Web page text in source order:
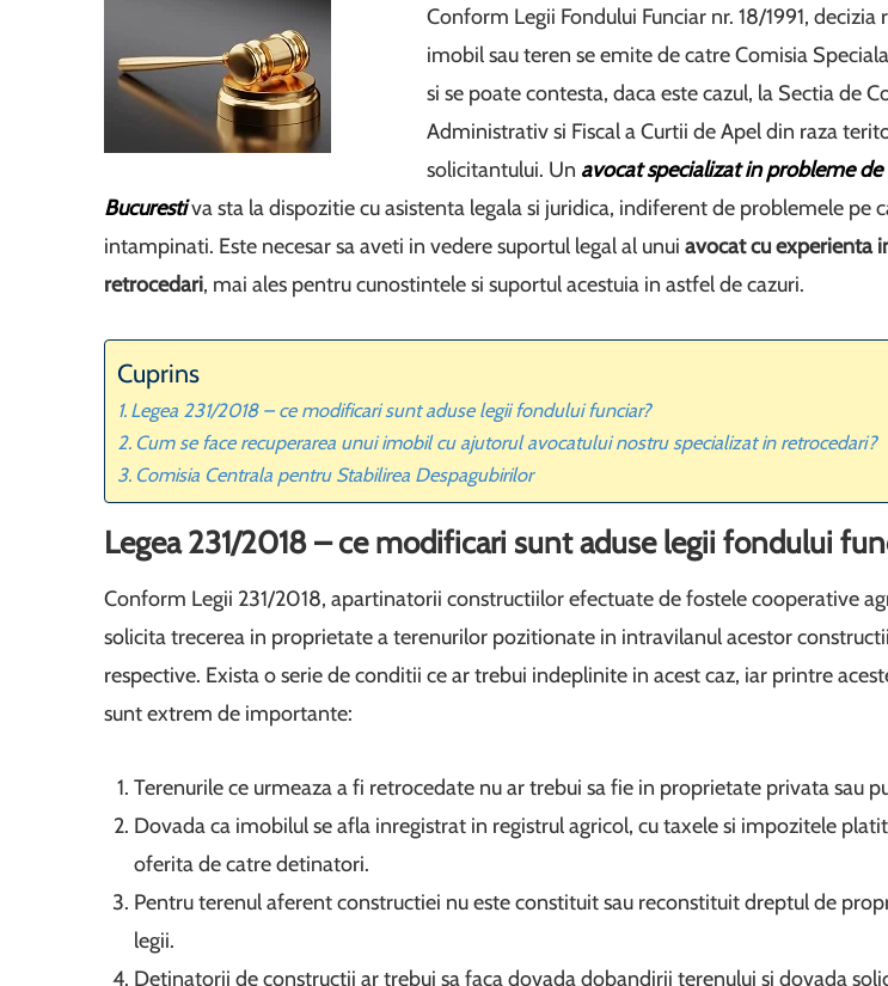
Conform Legii Fondului Funciar nr. 18/1991, decizia
imobil sau teren se emite de catre Comisia
si se poate contesta, daca este cazul, la Sectia de
Administrativ si Fiscal a Curtii de Apel din raza
solicitantului. Un avocat specializat in probleme
Bucurestiva sta la dispozitie cu asistenta legala si juridica, indiferent de problemele pe
intampinati. Este necesar sa aveti in vedere suportul legal al unui avocat cu experienta
retrocedari, mai ales pentru cunostintele si suportul acestuia in astfel de cazuri.
Cuprins
Legea 231/2018 – ce modificari sunt aduse legii fondului funciar?
Cum se face recuperarea unui imobil cu ajutorul avocatului nostru specializat in retrocedari?
Comisia Centrala pentru Stabilirea Despagubirilor
Legea 231/2018 – ce modificari sunt aduse legii fondului
Conform Legii 231/2018, apartinatorii constructiilor efectuate de fostele cooperative
solicita trecerea in proprietate a terenurilor pozitionate in intravilanul acestor
respective. Exista o serie de conditii ce ar trebui indeplinite in acest caz, iar printre
sunt extrem de importante:
Terenurile ce urmeaza a fi retrocedate nu ar trebui sa fie in proprietate privata sau
Dovada ca imobilul se afla inregistrat in registrul agricol, cu taxele si impozitele
oferita de catre detinatori.
Pentru terenul aferent constructiei nu este constituit sau reconstituit dreptul de
legii.
Detinatorii de constructii ar trebui sa faca dovada dobandirii terenului si dovada